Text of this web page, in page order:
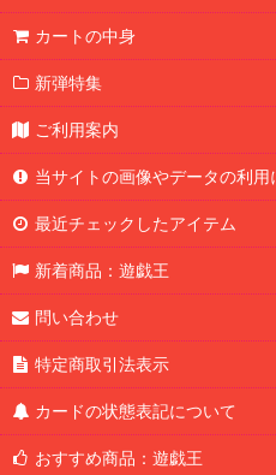
カートの中身
新弾特集
ご利用案内
当サイトの画像やデータの利用
最近チェックしたアイテム
新着商品：遊戯王
問い合わせ
特定商取引法表示
カードの状態表記について
おすすめ商品：遊戯王